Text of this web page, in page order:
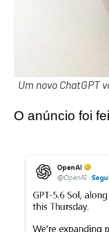
Um novo ChatGPT
O anúncio foi